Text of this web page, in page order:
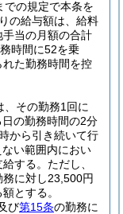
での規定で本条を
の給与額は、給料
当の月額の合計
時間に52を乗
た勤務時間を控
その勤務1回に
の勤務時間の2分
から引き続いて行
ない範囲内におい
する。 ただし、
に対し23,500円
とする。
び第15条の勤務に